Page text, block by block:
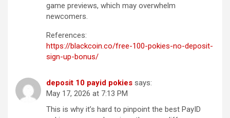
game previews, which may overwhelm
newcomers.
References:
https://blackcoin.co/free-100-pokies-no-deposit-
sign-up-bonus/
deposit 10 payid pokies says:
May 17, 2026 at 7:13 PM
This is why it’s hard to pinpoint the best PayID